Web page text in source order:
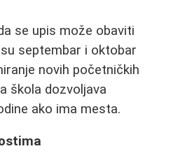
se upis može obaviti
septembar i oktobar
novih početničkih
škola dozvoljava
ako ima mesta.